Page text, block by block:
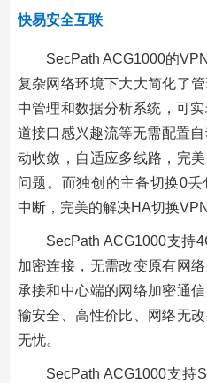
快易安全互联
SecPath ACG1000的
复杂网络环境下大大简化了
中管理和数据分析系统，可
道接口感兴趣流等无需配置
动收敛，自适应多线路，完
问题。而独创的主备切换0
中断，完美的解决HA切换
SecPath ACG1000支持
加密连接，无需改变原有网
承接和中心端的网络加密通
输安全、高性价比、网络无
无忧。
SecPath ACG1000支持